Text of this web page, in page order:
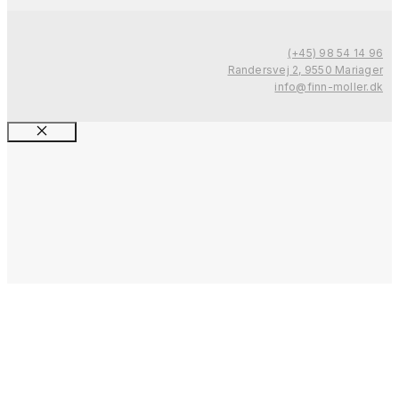
(+45) 98 54 14 96
Randersvej 2, 9550 Mariager
info@finn-moller.dk
Close